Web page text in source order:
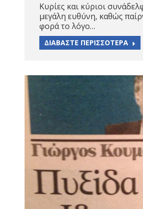
Κυρίες και κύριοι
μεγάλη ευθύνη, καθώς
φορά το λόγο…
ΔΙΑΒΑΣΤΕ ΠΕΡΙΣΣΟΤΕΡΑ